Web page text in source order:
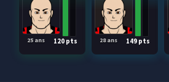
120 pts
25 ans 149 pts
28 ans